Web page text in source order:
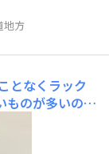
地方
となくラック
ものが多いので
のラックも想
ました😥 1〜3